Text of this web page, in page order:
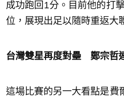
成功跑回1分。目前他的打
位，展現出足以隨時重返大
台灣雙星再度對壘 鄭宗哲
這場比賽的另一大看點是費